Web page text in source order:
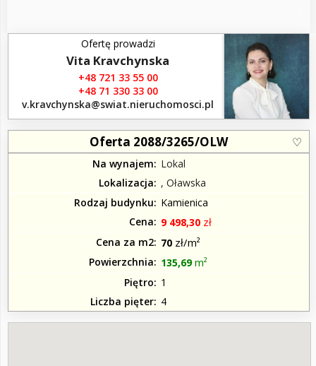
Ofertę prowadzi
Vita Kravchynska
+48 721 33 55 00
+48 71 330 33 00
v.kravchynska​@swiat.nieruchomosci.pl
Oferta 2088/3265/OLW
Na wynajem
Lokal
Lokalizacja
, Oławska
Rodzaj budynku
Kamienica
Cena
9 498,30 zł
Cena za m2 70 zł/m²
Powierzchnia 135,69m²
Piętro
1
Liczba pięter 4